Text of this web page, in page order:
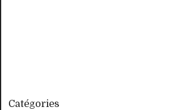
Catégories